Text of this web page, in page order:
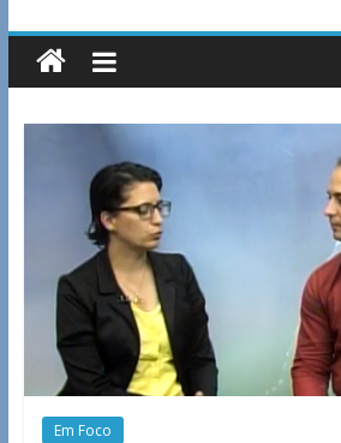
TV
Sul
Guaxupé
região.
Em Foco